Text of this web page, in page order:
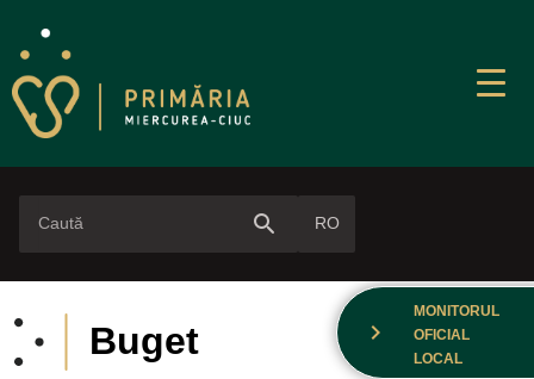
search RO
chevron_right
MONITORUL
OFICIAL
LOCAL
Buget